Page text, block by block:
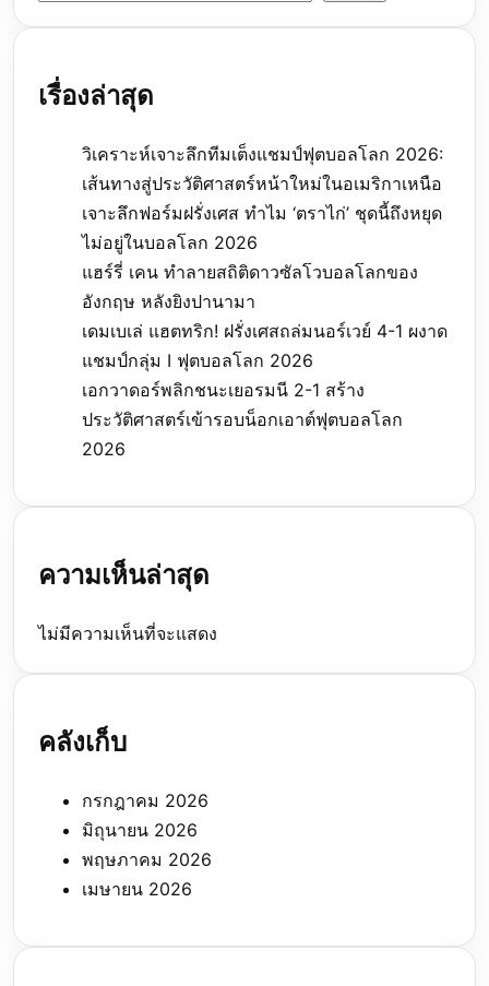
เรื่องล่าสุด
วิเคราะห์เจาะลึกทีมเต็งแชมป์ฟุตบอลโลก 2026:
เส้นทางสู่ประวัติศาสตร์หน้าใหม่ในอเมริกาเหนือ
เจาะลึกฟอร์มฝรั่งเศส ทำไม ‘ตราไก่’ ชุดนี้ถึงหยุด
ไม่อยู่ในบอลโลก 2026
แฮร์รี่ เคน ทำลายสถิติดาวซัลโวบอลโลกของ
อังกฤษ หลังยิงปานามา
เดมเบเล่ แฮตทริก! ฝรั่งเศสถล่มนอร์เวย์ 4-1 ผงาด
แชมป์กลุ่ม I ฟุตบอลโลก 2026
เอกวาดอร์พลิกชนะเยอรมนี 2-1 สร้าง
ประวัติศาสตร์เข้ารอบน็อกเอาต์ฟุตบอลโลก
2026
ความเห็นล่าสุด
ไม่มีความเห็นที่จะแสดง
คลังเก็บ
กรกฎาคม 2026
มิถุนายน 2026
พฤษภาคม 2026
เมษายน 2026